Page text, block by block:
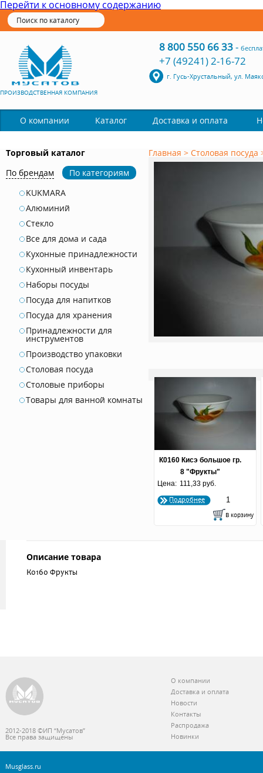
Перейти к основному содержанию
ПРОИЗВОДСТВЕННАЯ КОМПАНИЯ
8 800 550 66 33-
+7 (49241) 2-16-72
г. Гусь-Хрустальный, ул.
О компании Каталог Доставка и оплата
Торговый каталог
По брендам
По категориям
KUKMARA
Алюминий
Стекло
Все для дома и сада
Кухонные принадлежности
Кухонный инвентарь
Наборы посуды
Посуда для напитков
Посуда для хранения
Принадлежности для
инструментов
Производство упаковки
Столовая посуда
Столовые приборы
Товары для ванной комнаты
Главная > Столовая посуда
К0160 Кисэ большое гр.
8 "Фрукты"
Цена: 111,33 руб.
Подробнее
Описание товара
К0160 Фрукты
2012-2018 ©ИП “Мусатов”
Все права защищены
О компании
Доставка и оплата
Новости
Контакты
Распродажа
Новинки
Musglass.ru